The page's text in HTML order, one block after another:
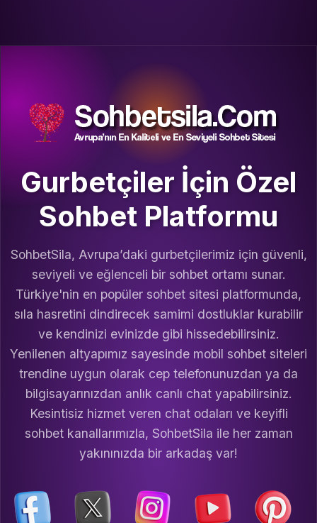
Gurbetçiler İçin Özel
Sohbet Platformu
SohbetSila, Avrupa’daki gurbetçilerimiz için güvenli,
seviyeli ve eğlenceli bir sohbet ortamı sunar.
Türkiye'nin en popüler sohbet sitesi platformunda,
sıla hasretini dindirecek samimi dostluklar kurabilir
ve kendinizi evinizde gibi hissedebilirsiniz.
Yenilenen altyapımız sayesinde mobil sohbet siteleri
trendine uygun olarak cep telefonunuzdan ya da
bilgisayarınızdan anlık canlı chat yapabilirsiniz.
Kesintisiz hizmet veren chat odaları ve keyifli
sohbet kanallarımızla, SohbetSila ile her zaman
yakınınızda bir arkadaş var!